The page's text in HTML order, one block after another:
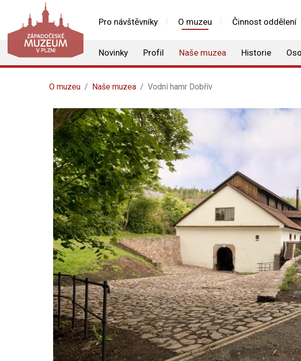
Pro návštěvníky O muzeu Činnost oddělení
Novinky Profil Naše muzea Historie
O muzeu Naše muzea Vodní hamr Dobřív